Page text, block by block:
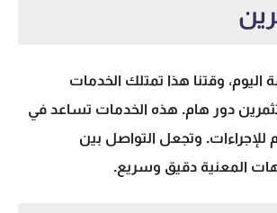
اليوم، وقتنا هذا تمتلك الخدمات
دور هام. هذه الخدمات تساعد في
للإجراءات. وتجعل التواصل بين
المعنية دقيق وسريع.